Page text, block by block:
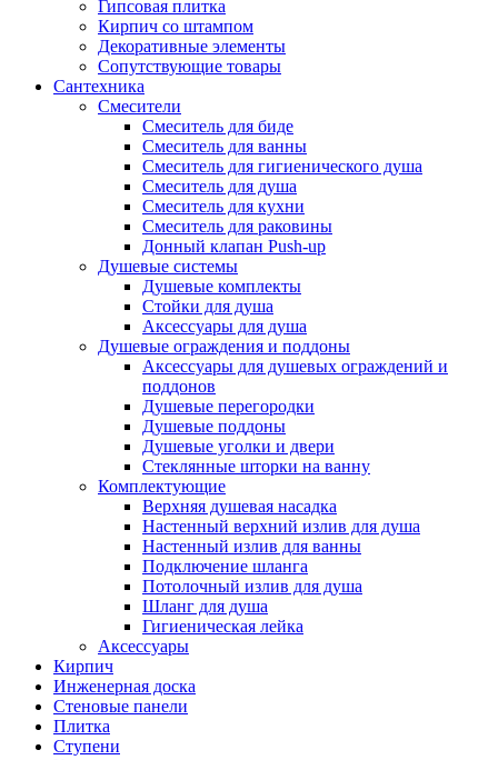
Гипсовая плитка
Кирпич со штампом
Декоративные элементы
Сопутствующие товары
Сантехника
Смесители
Смеситель для биде
Смеситель для ванны
Смеситель для гигиенического душа
Смеситель для душа
Смеситель для кухни
Смеситель для раковины
Донный клапан Push-up
Душевые системы
Душевые комплекты
Стойки для душа
Аксессуары для душа
Душевые ограждения и поддоны
Аксессуары для душевых ограждений и
поддонов
Душевые перегородки
Душевые поддоны
Душевые уголки и двери
Стеклянные шторки на ванну
Комплектующие
Верхняя душевая насадка
Настенный верхний излив для душа
Настенный излив для ванны
Подключение шланга
Потолочный излив для душа
Шланг для душа
Гигиеническая лейка
Аксессуары
Кирпич
Инженерная доска
Стеновые панели
Плитка
Ступени